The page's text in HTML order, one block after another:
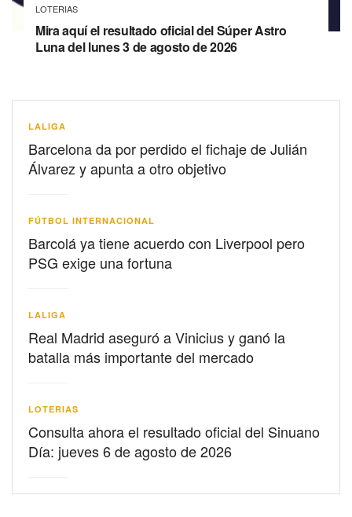
LOTERIAS
Mira aquí el resultado oficial del Súper Astro
Luna del lunes 3 de agosto de 2026
LALIGA
Barcelona da por perdido el fichaje de Julián
Álvarez y apunta a otro objetivo
FÚTBOL INTERNACIONAL
Barcolá ya tiene acuerdo con Liverpool pero
PSG exige una fortuna
LALIGA
Real Madrid aseguró a Vinicius y ganó la
batalla más importante del mercado
LOTERIAS
Consulta ahora el resultado oficial del Sinuano
Día: jueves 6 de agosto de 2026